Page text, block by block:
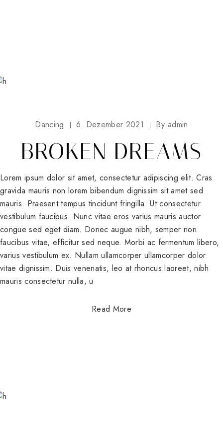
Dancing 6. Dezember 2021 By admin
BROKEN DREAMS
Lorem ipsum dolor sit amet, consectetur adipiscing elit. Cras
gravida mauris non lorem bibendum dignissim sit amet sed
mauris. Praesent tempus tincidunt fringilla. Ut consectetur
vestibulum faucibus. Nunc vitae eros varius mauris auctor
congue sed eget diam. Donec augue nibh, semper non
faucibus vitae, efficitur sed neque. Morbi ac fermentum libero,
varius vestibulum ex. Nullam ullamcorper ullamcorper dolor
vitae dignissim. Duis venenatis, leo at rhoncus laoreet, nibh
mauris consectetur nulla, u
Read More